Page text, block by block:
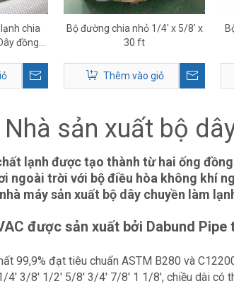
chia
đồng
Bộ đường chia nhỏ 1/4' x 5/8' x
30 ft
Thêm vào giỏ
Nhà sản xuất bộ
lạnh được tạo thành từ hai ống
ngoài trời với bộ điều hòa không khí
máy sản xuất bộ dây chuyền làm
được sản xuất bởi Dabund Pipe
99,9% đạt tiêu chuẩn ASTM B280 và
4' 3/8' 1/2' 5/8' 3/4' 7/8' 1 1/8', chiều dài có